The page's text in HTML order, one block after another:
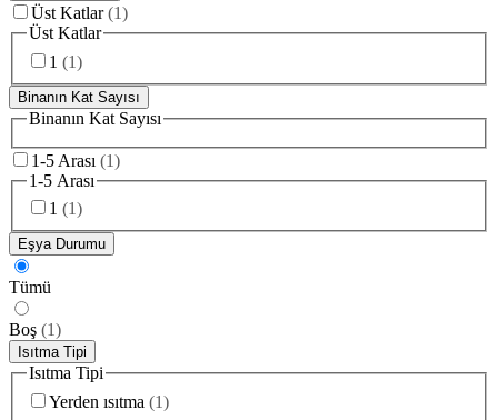
Üst Katlar (1)
Üst Katlar
1 (1)
Binanın Kat Sayısı
Binanın Kat Sayısı
1-5 Arası (1)
1-5 Arası
1 (1)
Eşya Durumu
Tümü
Boş (1)
Isıtma Tipi
Isıtma Tipi
Yerden ısıtma (1)